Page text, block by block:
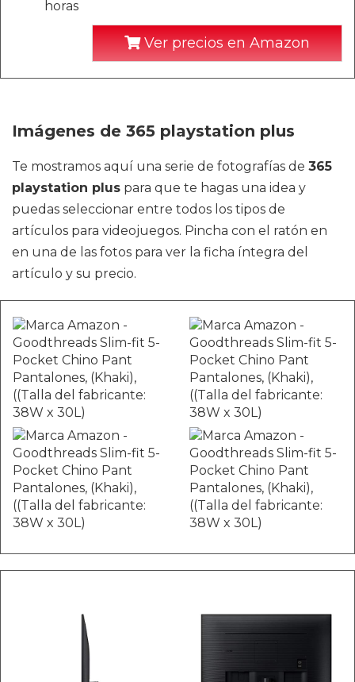
horas
Ver precios en Amazon
Imágenes de 365 playstation plus
Te mostramos aquí una serie de fotografías de 365
playstation plus para que te hagas una idea y
puedas seleccionar entre todos los tipos de
artículos para videojuegos. Pincha con el ratón en
en una de las fotos para ver la ficha íntegra del
artículo y su precio.